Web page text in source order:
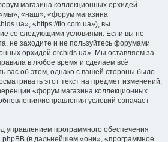
магазина коллекционных орхидей
«наш», «форум магазина
«https://flo.com.ua»), вы
со следующими условиями. Если вы не
не заходите и не пользуйтесь форумами
орхидей orchids.ua». Мы оставляем за
в любое время и сделаем всё
вас об этом, однако с вашей стороны было
этот текст на предмет изменений,
«форум магазина коллекционных
исправления условий означает
программного обеспечения
(в дальнейшем «они», «программное